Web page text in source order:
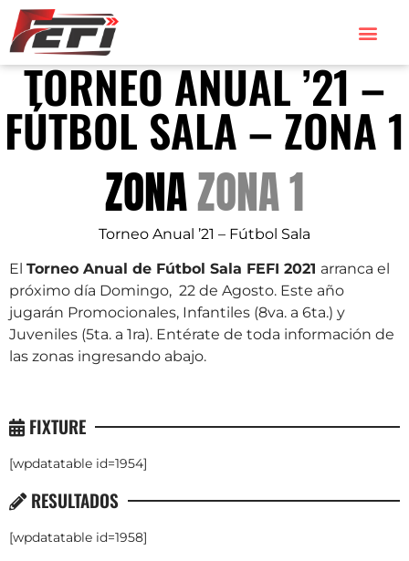
TORNEO ANUAL ’21 –
FÚTBOL SALA – ZONA 1
ZONAZONA 1
Torneo Anual ’21 – Fútbol Sala
El Torneo Anual de Fútbol Sala FEFI 2021 arranca el
próximo día Domingo, 22 de Agosto. Este año
jugarán Promocionales, Infantiles (8va. a 6ta.) y
Juveniles (5ta. a 1ra). Entérate de toda información de
las zonas ingresando abajo.
FIXTURE
[wpdatatable id=1954]
RESULTADOS
[wpdatatable id=1958]